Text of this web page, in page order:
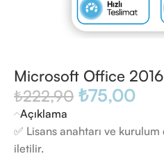
Microsoft Office
₺222,90 ₺75,00
Açıklama
✅ Lisans anahtarı ve
iletilir.